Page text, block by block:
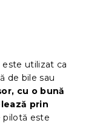
este utilizat ca
de bile sau
cu o bună
prin
pilotă este